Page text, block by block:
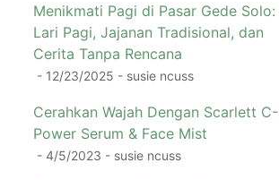
Menikmati Pagi di Pasar Gede Solo:
Lari Pagi, Jajanan Tradisional, dan
Cerita Tanpa Rencana
- 12/23/2025 - susie ncuss
Cerahkan Wajah Dengan Scarlett C-
Power Serum & Face Mist
- 4/5/2023 - susie ncuss